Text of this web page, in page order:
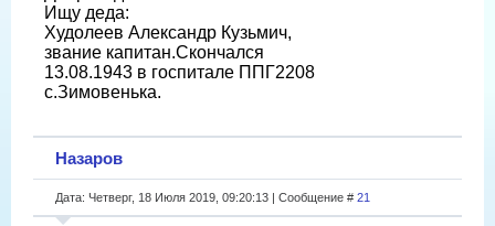
Ищу деда:
Худолеев Александр Кузьмич,
звание капитан.Скончался
13.08.1943 в госпитале ППГ2208
с.Зимовенька.
Назаров
Дата: Четверг, 18 Июля 2019, 09:20:13 | Сообщение # 21